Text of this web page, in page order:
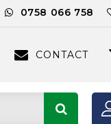
0758 066 758
CONTACT